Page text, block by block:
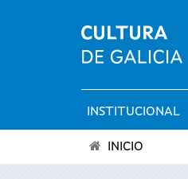
Menú
principal
INSTITUCIONAL
INICIO